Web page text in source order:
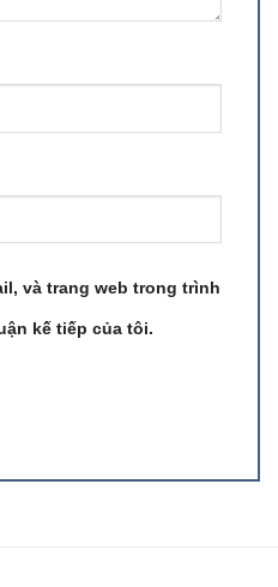
và trang web trong trình
kế tiếp của tôi.